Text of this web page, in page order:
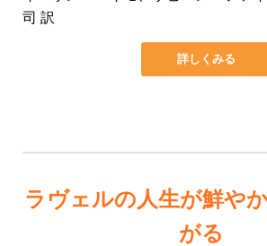
司 訳
詳しくみる
ラヴェルの人生が鮮や
がる